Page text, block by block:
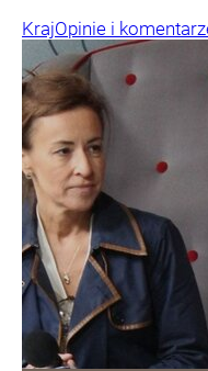
KrajOpinie i